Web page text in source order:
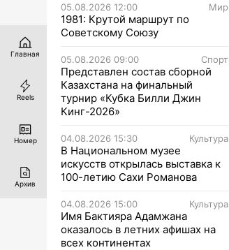
05.08.2026 12:00 Мир
1981: Крутой маршрут по
Советскому Союзу
05.08.2026 09:00 Спорт
Представлен состав сборной
Казахстана на финальный
турнир «Кубка Билли Джин
Кинг-2026»
04.08.2026 15:30 Культура
В Национальном музее
искусств открылась выставка к
100-летию Сахи Романова
04.08.2026 15:00 Культура
Имя Бактияра Адамжана
оказалось в летних афишах на
всех континентах
Главная
Reels
Номер
Архив